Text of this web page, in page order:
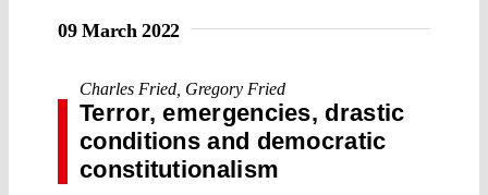
09 March 2022
Charles Fried Gregory Fried
Terror, emergencies, drastic
conditions and democratic
constitutionalism